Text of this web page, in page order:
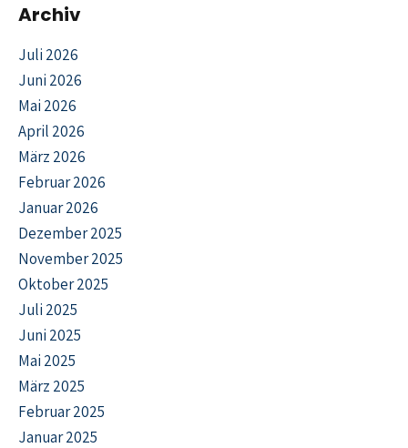
Archiv
Juli 2026
Juni 2026
Mai 2026
April 2026
März 2026
Februar 2026
Januar 2026
Dezember 2025
November 2025
Oktober 2025
Juli 2025
Juni 2025
Mai 2025
März 2025
Februar 2025
Januar 2025